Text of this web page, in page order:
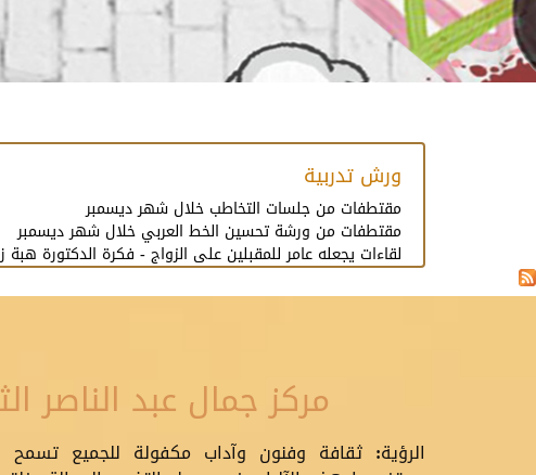
ورش تدربية
مقتطفات من جلسات التخاطب خلال شهر ديسمبر
مقتطفات من ورشة تحسين الخط العربي خلال شهر ديسمبر
لقاءات يجعله عامر للمقبلين على الزواج - فكرة الدكتورة هبة
مركز جمال عبد الناصر
الرؤية: ثقافة وفنون وآداب مكفولة للجميع تسمح